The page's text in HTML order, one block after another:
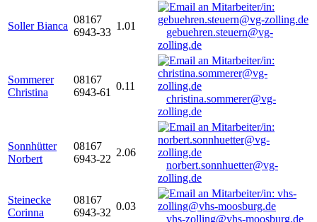
Soller Bianca
08167
6943-33
1.01
gebuehren.steuern@vg-
zolling.de
Sommerer
Christina
08167
6943-61
0.11
christina.sommerer@vg-
zolling.de
Sonnhütter
Norbert
08167
6943-22
2.06
norbert.sonnhuetter@vg-
zolling.de
Steinecke
Corinna
08167
6943-32
0.03
vhs-zolling@vhs-moosburg.de